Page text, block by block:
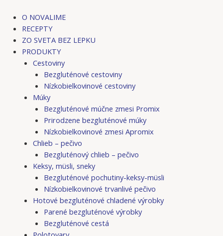
obsah
O NOVALIME
RECEPTY
ZO SVETA BEZ LEPKU
PRODUKTY
Cestoviny
Bezgluténové cestoviny
Nízkobielkovinové cestoviny
Múky
Bezgluténové múčne zmesi Promix
Prirodzene bezgluténové múky
Nízkobielkovinové zmesi Apromix
Chlieb – pečivo
Bezgluténový chlieb – pečivo
Keksy, müsli, sneky
Bezgluténové pochutiny-keksy-müsli
Nízkobielkovinové trvanlivé pečivo
Hotové bezgluténové chladené výrobky
Parené bezgluténové výrobky
Bezgluténové cestá